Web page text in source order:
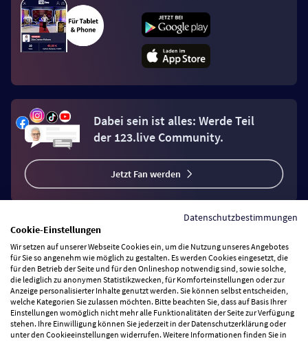
Dabei sein ist alles: Werde Teil
der 123.live Community.
Jetzt Fan werden
Vertrag widerrufen
Zahlungsarten
Wir versenden mit
Datenschutzbestimmungen
Cookie-Einstellungen
Wir setzen auf unserer Webseite Cookies ein, um die Nutzung unseres Angebotes
für Sie so angenehm wie möglich zu gestalten. Es werden Cookies eingesetzt, die
für den Betrieb der Seite und für den Onlineshop notwendig sind, sowie solche,
die lediglich zu anonymen Statistikzwecken, für Komforteinstellungen oder zur
Anzeige personalisierter Inhalte genutzt werden. Sie können selbst entscheiden,
welche Kategorien Sie zulassen möchten. Bitte beachten Sie, dass auf Basis Ihrer
Einstellungen womöglich nicht mehr alle Funktionalitäten der Seite zur Verfügung
stehen. Ihre Einwilligung können Sie jederzeit in der Datenschutzerklärung oder
unter den Cookieeinstellungen widerrufen. Weitere Informationen finden Sie in